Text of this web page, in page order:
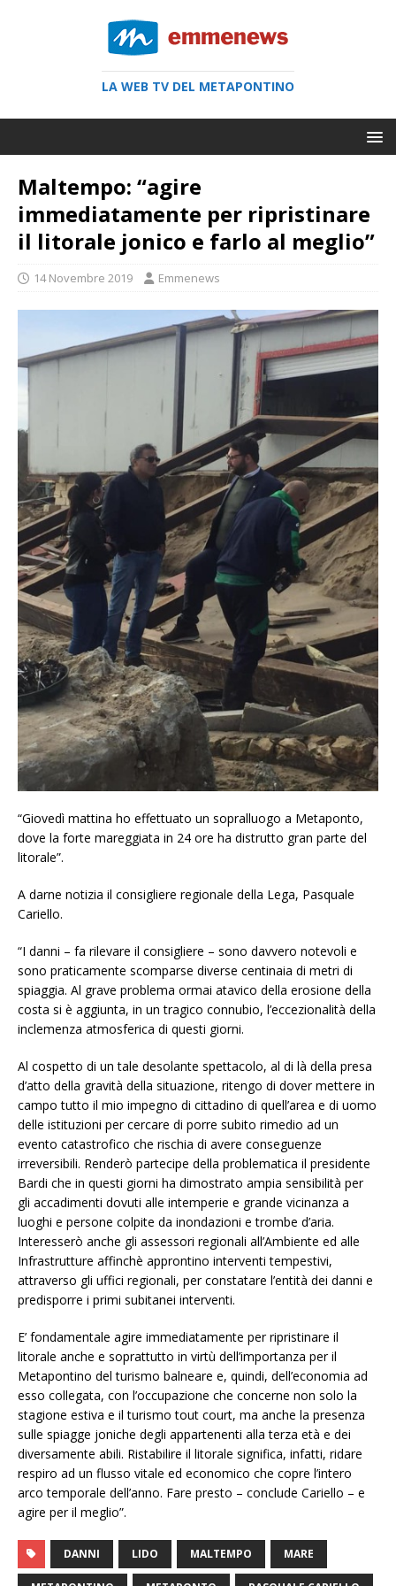
LA WEB TV DEL METAPONTINO
Maltempo: “agire
immediatamente per ripristinare
il litorale jonico e farlo al meglio”
14 Novembre 2019 Emmenews
“Giovedì mattina ho effettuato un sopralluogo a Metaponto,
dove la forte mareggiata in 24 ore ha distrutto gran parte del
litorale”.
A darne notizia il consigliere regionale della Lega, Pasquale
Cariello.
“I danni – fa rilevare il consigliere – sono davvero notevoli e
sono praticamente scomparse diverse centinaia di metri di
spiaggia. Al grave problema ormai atavico della erosione della
costa si è aggiunta, in un tragico connubio, l’eccezionalità della
inclemenza atmosferica di questi giorni.
Al cospetto di un tale desolante spettacolo, al di là della presa
d’atto della gravità della situazione, ritengo di dover mettere in
campo tutto il mio impegno di cittadino di quell’area e di uomo
delle istituzioni per cercare di porre subito rimedio ad un
evento catastrofico che rischia di avere conseguenze
irreversibili. Renderò partecipe della problematica il presidente
Bardi che in questi giorni ha dimostrato ampia sensibilità per
gli accadimenti dovuti alle intemperie e grande vicinanza a
luoghi e persone colpite da inondazioni e trombe d’aria.
Interesserò anche gli assessori regionali all’Ambiente ed alle
Infrastrutture affinchè approntino interventi tempestivi,
attraverso gli uffici regionali, per constatare l’entità dei danni e
predisporre i primi subitanei interventi.
E’ fondamentale agire immediatamente per ripristinare il
litorale anche e soprattutto in virtù dell’importanza per il
Metapontino del turismo balneare e, quindi, dell’economia ad
esso collegata, con l’occupazione che concerne non solo la
stagione estiva e il turismo tout court, ma anche la presenza
sulle spiagge joniche degli appartenenti alla terza età e dei
diversamente abili. Ristabilire il litorale significa, infatti, ridare
respiro ad un flusso vitale ed economico che copre l’intero
arco temporale dell’anno. Fare presto – conclude Cariello – e
agire per il meglio”.
DANNI LIDO MALTEMPO MARE